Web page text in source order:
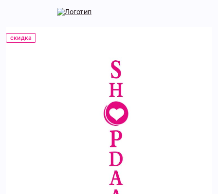
скидка